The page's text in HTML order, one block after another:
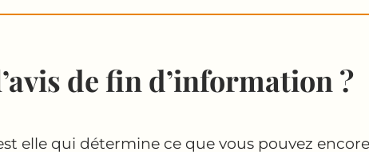
de fin d’information ?
elle qui détermine ce que vous pouvez